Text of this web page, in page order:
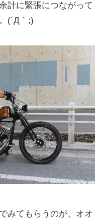
計に緊張につながって
(´Д｀;)
みてもらうのが、オオ